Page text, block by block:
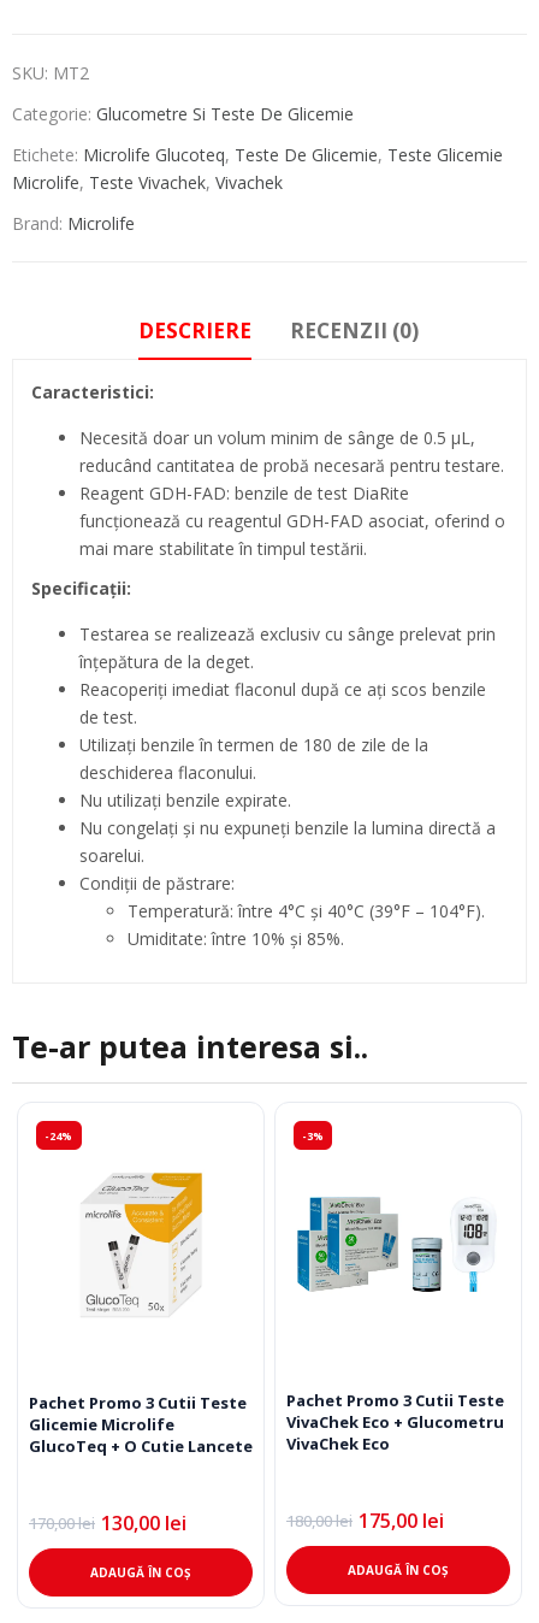
SKU: MT2
Categorie: Glucometre Si Teste De Glicemie
Etichete: Microlife Glucoteq, Teste De Glicemie, Teste Glicemie
Microlife, Teste Vivachek, Vivachek
Brand: Microlife
DESCRIERE RECENZII (0)
Caracteristici:
Necesită doar un volum minim de sânge de 0.5 μL,
reducând cantitatea de probă necesară pentru testare.
Reagent GDH-FAD: benzile de test DiaRite
funcționează cu reagentul GDH-FAD asociat, oferind o
mai mare stabilitate în timpul testării.
Specificații:
Testarea se realizează exclusiv cu sânge prelevat prin
înțepătura de la deget.
Reacoperiți imediat flaconul după ce ați scos benzile
de test.
Utilizați benzile în termen de 180 de zile de la
deschiderea flaconului.
Nu utilizați benzile expirate.
Nu congelați și nu expuneți benzile la lumina directă a
soarelui.
Condiții de păstrare:
Temperatură: între 4°C și 40°C (39°F – 104°F).
Umiditate: între 10% și 85%.
Te-ar putea interesa si..
-24%
Pachet Promo 3 Cutii Teste
Glicemie Microlife
GlucoTeq + O Cutie Lancete
170,00lei
Prețul
inițial
a
fost:
170,00 lei.
130,00 lei
Prețul
curent
este:
130,00 lei.
ADAUGĂ ÎN COȘ
-3%
Pachet Promo 3 Cutii Teste
VivaChek Eco + Glucometru
VivaChek Eco
180,00lei
Prețul
inițial
a
fost:
180,00 lei.
175,00 lei
Prețul
curent
este:
175,00 lei.
ADAUGĂ ÎN COȘ